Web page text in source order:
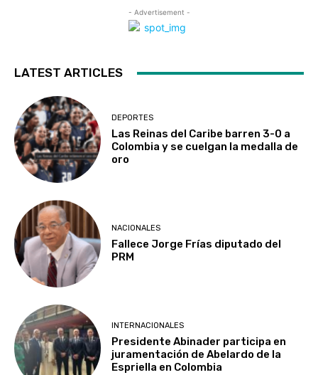
- Advertisement -
LATEST ARTICLES
DEPORTES
Las Reinas del Caribe barren 3-0 a
Colombia y se cuelgan la medalla de
oro
NACIONALES
Fallece Jorge Frías diputado del
PRM
INTERNACIONALES
Presidente Abinader participa en
juramentación de Abelardo de la
Espriella en Colombia